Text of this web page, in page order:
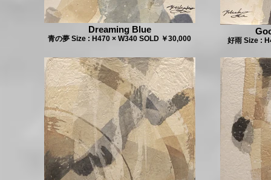
Dreaming Blue
青の夢 Size : H470 × W340 SOLD ￥30,000 好雨 Size :